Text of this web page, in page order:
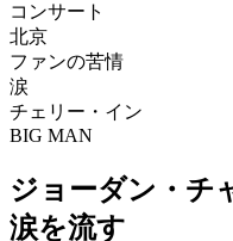
コンサート
北京
ファンの苦情
涙
チェリー・イン
BIG MAN
ジョーダン・チ
涙を流す